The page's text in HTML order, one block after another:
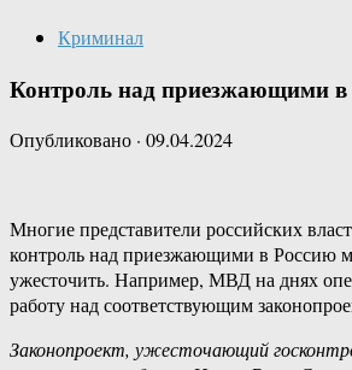
Криминал
Контроль над приезжающими в
Опубликовано · 09.04.2024
Многие представители российских
контроль над приезжающими в Россию
ужесточить. Например, МВД на днях
работу над соответствующим
Законопроект, ужесточающий